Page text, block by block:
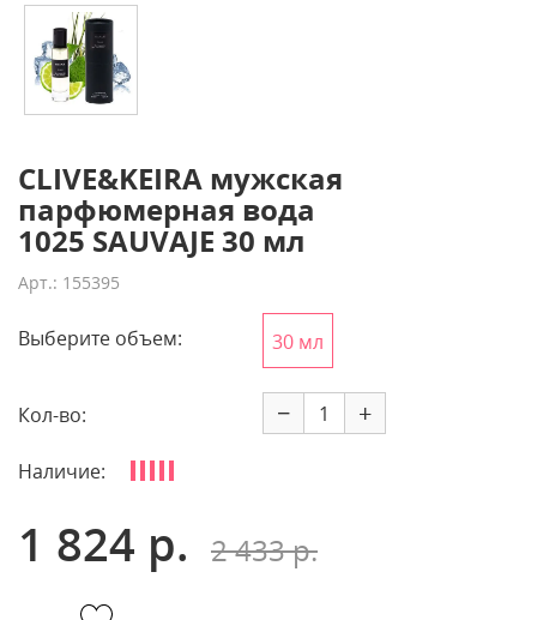
CLIVE&KEIRA мужская
парфюмерная вода
1025 SAUVAJE 30 мл
Арт.: 155395
Выберите объем: 30 мл
Кол-во: − +
Наличие:
1 824 р. 2 433 р.